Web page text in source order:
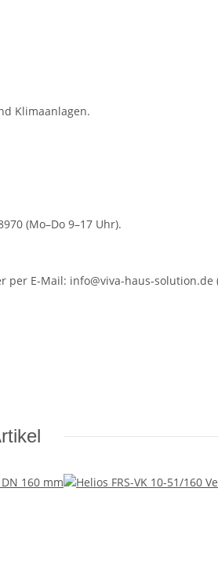
Klimaanlagen.
(Mo–Do 9–17 Uhr).
E-Mail: info@viva-haus-